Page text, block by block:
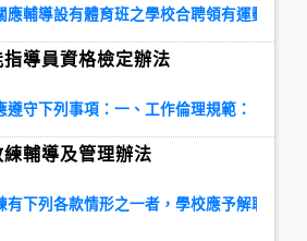
應輔導設有體育班之學校合聘領有運動防
導員資格檢定辦法
遵守下列事項：一、工作倫理規範：（一
輔導及管理辦法
有下列各款情形之一者，學校應予解聘（